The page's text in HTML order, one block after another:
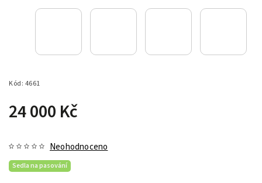
Kód: 4661
24 000 Kč
Sedla na pasování
Neohodnoceno